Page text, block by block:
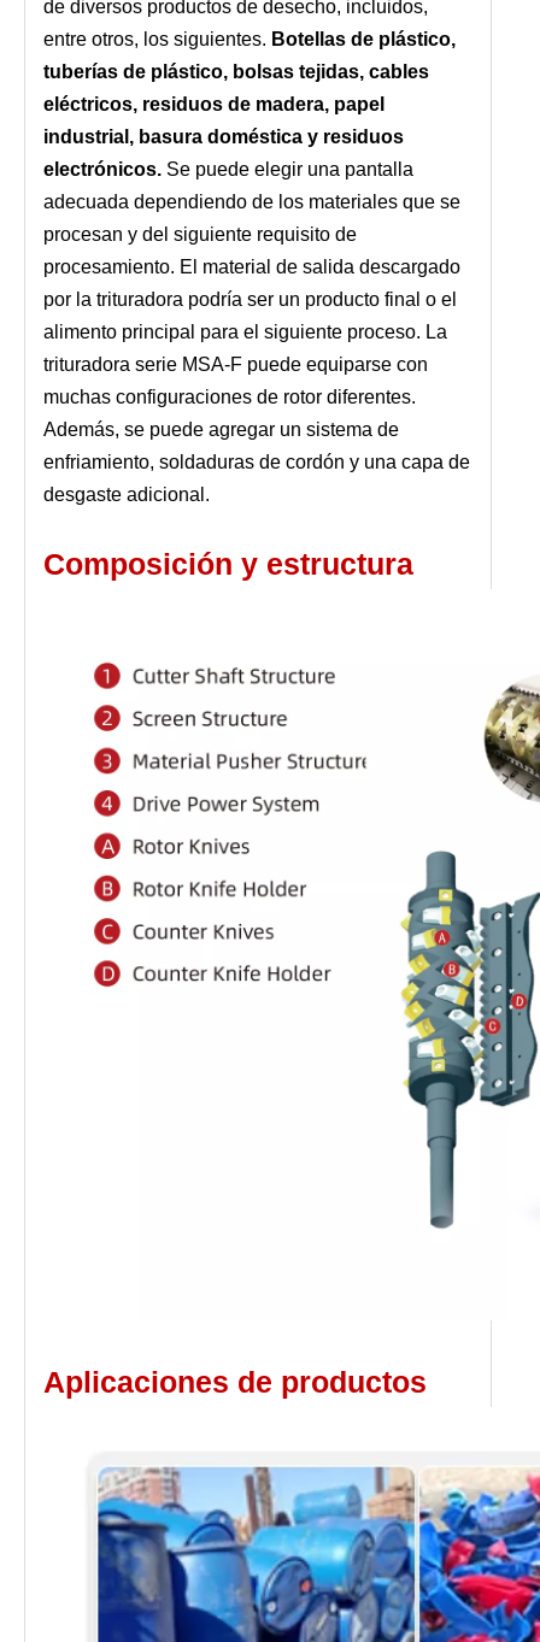
de diversos productos de desecho, incluidos,
entre otros, los siguientes. Botellas de plástico,
tuberías de plástico, bolsas tejidas, cables
eléctricos, residuos de madera, papel
industrial, basura doméstica y residuos
electrónicos. Se puede elegir una pantalla
adecuada dependiendo de los materiales que se
procesan y del siguiente requisito de
procesamiento. El material de salida descargado
por la trituradora podría ser un producto final o el
alimento principal para el siguiente proceso. La
trituradora serie MSA-F puede equiparse con
muchas configuraciones de rotor diferentes.
Además, se puede agregar un sistema de
enfriamiento, soldaduras de cordón y una capa de
desgaste adicional.
Composición y estructura
Aplicaciones de productos